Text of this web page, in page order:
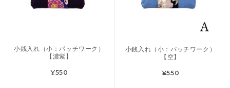
小銭入れ（小：パッチワーク）
【濃紫】
¥550
小銭入れ（小：パッチワーク）
【空】
¥550